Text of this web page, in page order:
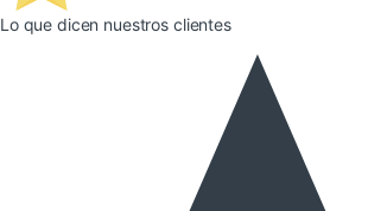
Lo que dicen nuestros clientes